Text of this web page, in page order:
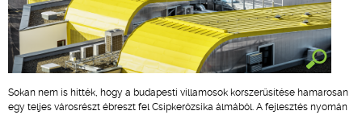
Sokan nem is hitték, hogy a budapesti villamosok korszerűsítése hamarosan
egy teljes városrészt ébreszt fel Csipkerózsika álmából. A fejlesztés nyomán